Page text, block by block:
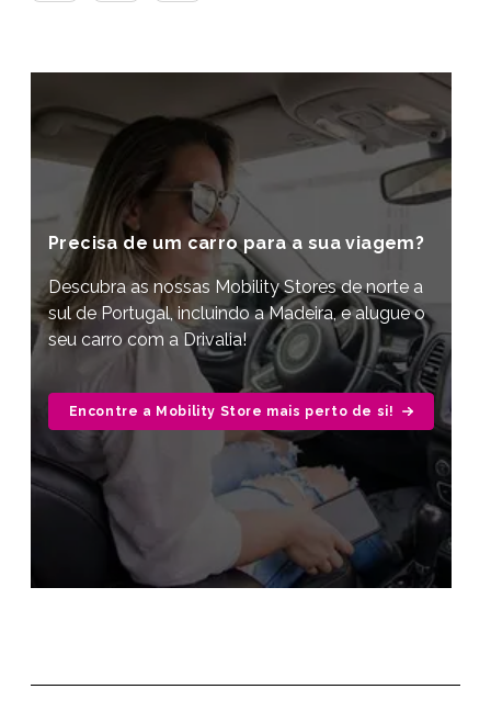
Precisa de um carro para a sua viagem?
Descubra as nossas Mobility Stores de norte a
sul de Portugal, incluindo a Madeira, e alugue o
seu carro com a Drivalia!
Encontre a Mobility Store mais perto de si!